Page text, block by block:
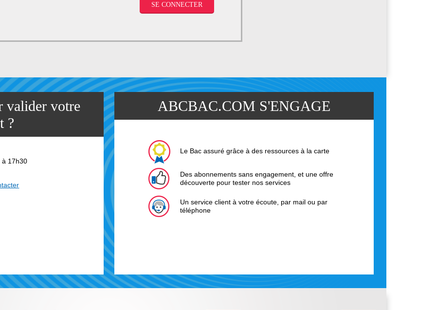
valider votre
?
à 17h30
ABCBAC.COM S'ENGAGE
Le Bac assuré grâce à des ressources à la carte
Des abonnements sans engagement, et une offre
découverte pour tester nos services
Un service client à votre écoute, par mail ou par
téléphone